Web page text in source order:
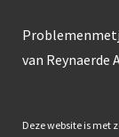
van Reynaerde
Deze website is met